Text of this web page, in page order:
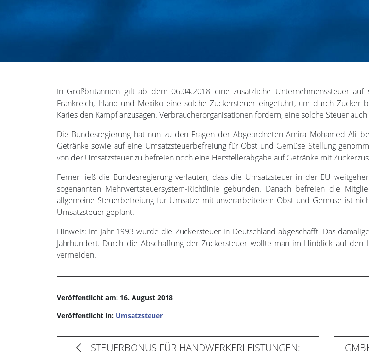
In Großbritannien gilt ab dem 06.04.2018 eine zusätzliche Unternehmenssteuer
Frankreich, Irland und Mexiko eine solche Zuckersteuer eingeführt, um durch Zucker
Karies den Kampf anzusagen. Verbraucherorganisationen fordern, eine solche Steuer
Die Bundesregierung hat nun zu den Fragen der Abgeordneten Amira Mohamed Ali
Getränke sowie auf eine Umsatzsteuerbefreiung für Obst und Gemüse Stellung
von der Umsatzsteuer zu befreien noch eine Herstellerabgabe auf Getränke mit
Ferner ließ die Bundesregierung verlauten, dass die Umsatzsteuer in der EU
sogenannten Mehrwertsteuersystem-Richtlinie gebunden. Danach befreien die
allgemeine Steuerbefreiung für Umsätze mit unverarbeitetem Obst und Gemüse ist
Umsatzsteuer geplant.
Hinweis: Im Jahr 1993 wurde die Zuckersteuer in Deutschland abgeschafft. Das
Jahrhundert. Durch die Abschaffung der Zuckersteuer wollte man im Hinblick auf
vermeiden.
Veröffentlicht am: 16. August 2018
Veröffentlicht in: Umsatzsteuer
STEUERBONUS FÜR HANDWERKERLEISTUNGEN: